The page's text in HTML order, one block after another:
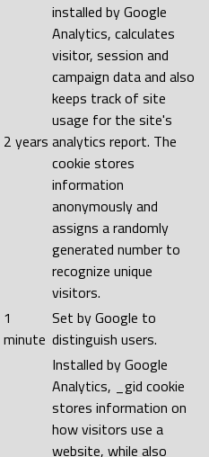
2 years
installed by Google
Analytics, calculates
visitor, session and
campaign data and also
keeps track of site
usage for the site's
analytics report. The
cookie stores
information
anonymously and
assigns a randomly
generated number to
recognize unique
visitors.
1
minute
Set by Google to
distinguish users.
Installed by Google
Analytics, _gid cookie
stores information on
how visitors use a
website, while also